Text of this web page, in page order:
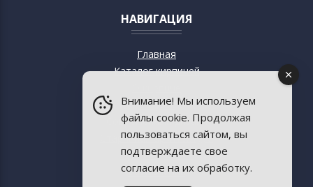
НАВИГАЦИЯ
Главная
Каталог кирпичей
О музее
Современный дизайн
Старинная архитектура
Пресса о музее
База знаний
Внимание! Мы используем
файлы cookie. Продолжая
пользоваться сайтом, вы
подтверждаете свое
согласие на их обработку.